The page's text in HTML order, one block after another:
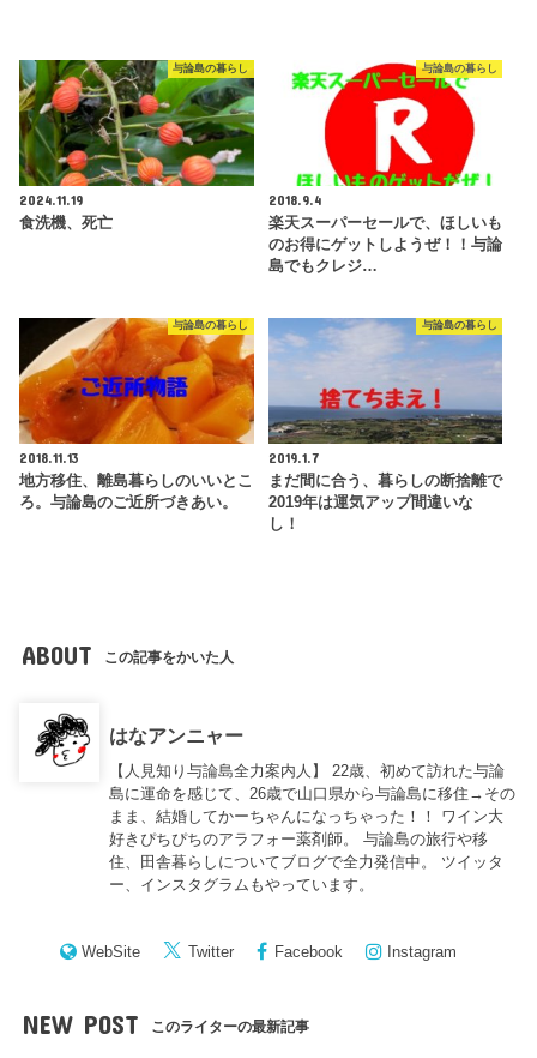
与論島の暮らし
2024.11.19
食洗機、死亡
与論島の暮らし
2018.9.4
楽天スーパーセールで、ほしいも
のお得にゲットしようぜ！！与論
島でもクレジ…
与論島の暮らし
2018.11.13
地方移住、離島暮らしのいいとこ
ろ。与論島のご近所づきあい。
与論島の暮らし
2019.1.7
まだ間に合う、暮らしの断捨離で
2019年は運気アップ間違いな
し！
ABOUT この記事をかいた人
はなアンニャー
【人見知り与論島全力案内人】 22歳、初めて訪れた与論
島に運命を感じて、26歳で山口県から与論島に移住→その
まま、結婚してかーちゃんになっちゃった！！ ワイン大
好きぴちぴちのアラフォー薬剤師。 与論島の旅行や移
住、田舎暮らしについてブログで全力発信中。 ツイッタ
ー、インスタグラムもやっています。
WebSite Twitter Facebook Instagram
NEW POST このライターの最新記事